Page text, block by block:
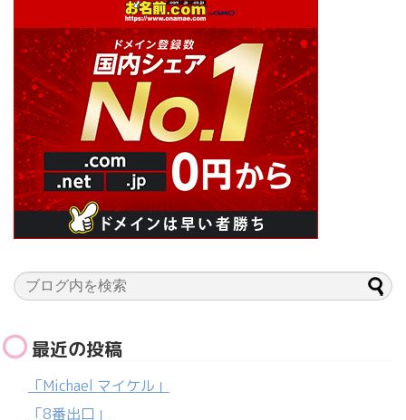
最近の投稿
「Michael マイケル」
「8番出口」